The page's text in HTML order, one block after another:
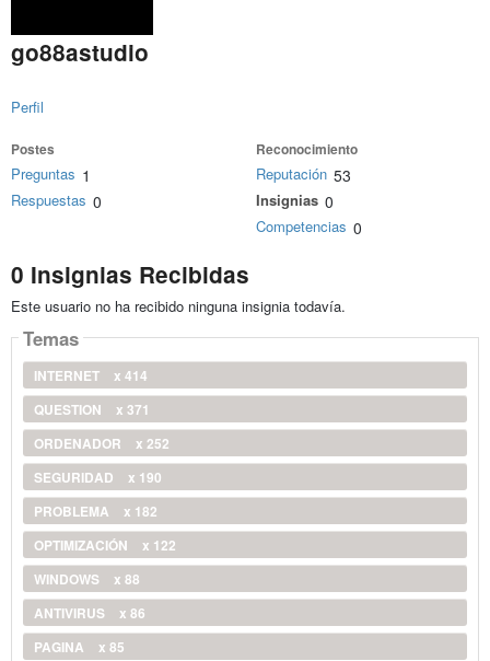
go88astudio
Perfil
Postes
Preguntas 1
Respuestas 0
Reconocimiento
Reputación 53
Insignias 0
Competencias 0
0 Insignias Recibidas
Este usuario no ha recibido ninguna insignia todavía.
Temas
INTERNET
x 414
QUESTION
x 371
ORDENADOR
x 252
SEGURIDAD
x 190
PROBLEMA
x 182
OPTIMIZACIÓN
x 122
WINDOWS
x 88
ANTIVIRUS
x 86
PAGINA
x 85